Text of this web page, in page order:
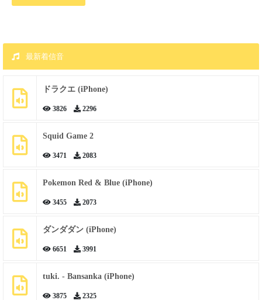
最新着信音
ドラクエ (iPhone)
3826 2296
Squid Game 2
3471 2083
Pokemon Red & Blue (iPhone)
3455 2073
ダンダダン (iPhone)
6651 3991
tuki. - Bansanka (iPhone)
3875 2325